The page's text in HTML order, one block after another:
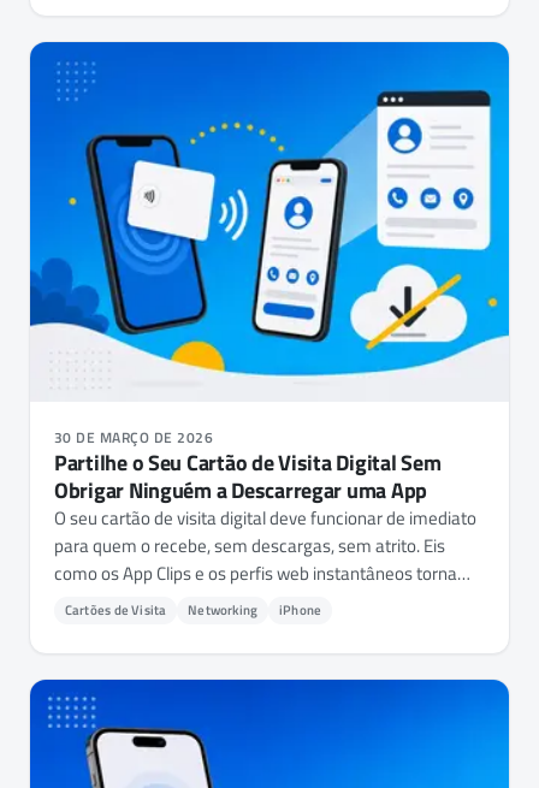
30 DE MARÇO DE 2026
Partilhe o Seu Cartão de Visita Digital Sem
Obrigar Ninguém a Descarregar uma App
O seu cartão de visita digital deve funcionar de imediato
para quem o recebe, sem descargas, sem atrito. Eis
como os App Clips e os perfis web instantâneos tornam
isso possível.
Cartões de Visita Networking iPhone